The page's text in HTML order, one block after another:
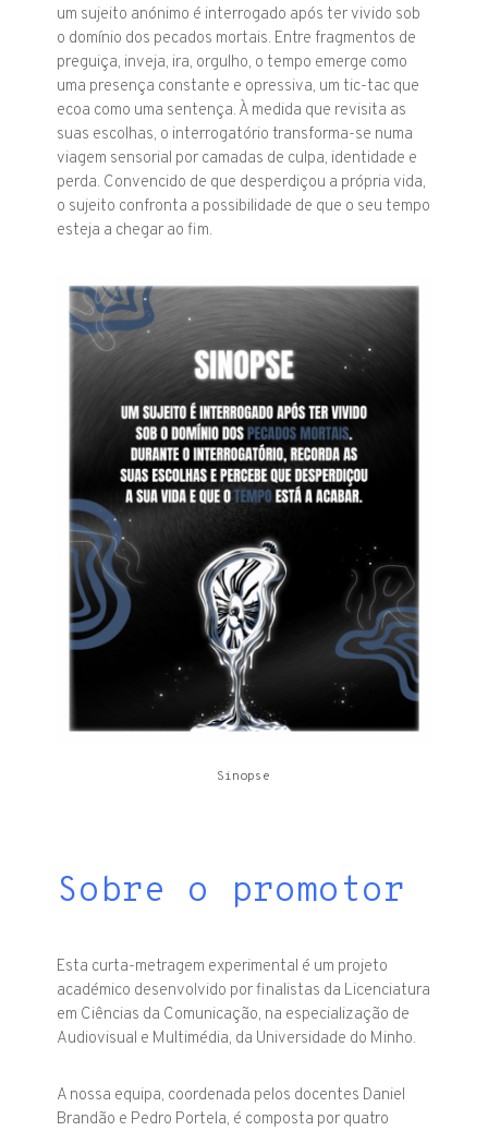
um sujeito anónimo é interrogado após ter vivido sob
o domínio dos pecados mortais. Entre fragmentos de
preguiça, inveja, ira, orgulho, o tempo emerge como
uma presença constante e opressiva, um tic-tac que
ecoa como uma sentença. À medida que revisita as
suas escolhas, o interrogatório transforma-se numa
viagem sensorial por camadas de culpa, identidade e
perda. Convencido de que desperdiçou a própria vida,
o sujeito confronta a possibilidade de que o seu tempo
esteja a chegar ao fim.
Sinopse
Sobre o promotor
Esta curta-metragem experimental é um projeto
académico desenvolvido por finalistas da Licenciatura
em Ciências da Comunicação, na especialização de
Audiovisual e Multimédia, da Universidade do Minho.
A nossa equipa, coordenada pelos docentes Daniel
Brandão e Pedro Portela, é composta por quatro